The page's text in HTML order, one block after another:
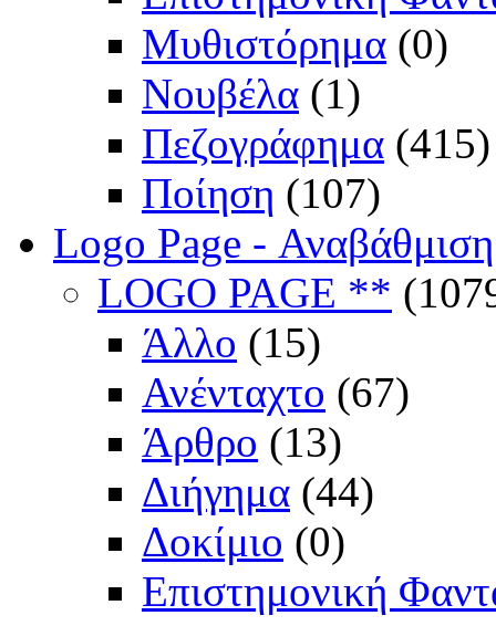
Μυθιστόρημα (0)
Νουβέλα (1)
Πεζογράφημα (415)
Ποίηση (107)
Logo Page -
LOGO PAGE **
Άλλο (15)
Ανένταχτο (67)
Άρθρο (13)
Διήγημα (44)
Δοκίμιο (0)
Επιστημονική